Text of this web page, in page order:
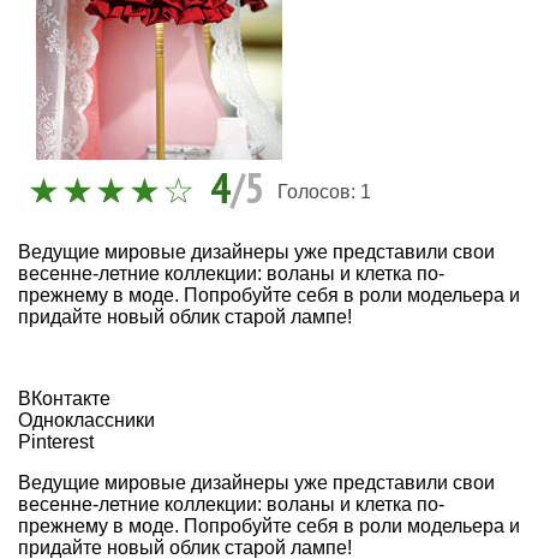
4/5 Голосов: 1
Ведущие мировые дизайнеры уже представили свои
весенне-летние коллекции: воланы и клетка по-
прежнему в моде. Попробуйте себя в роли модельера и
придайте новый облик старой лампе!
ВКонтакте
Одноклассники
Pinterest
Ведущие мировые дизайнеры уже представили свои
весенне-летние коллекции: воланы и клетка по-
прежнему в моде. Попробуйте себя в роли модельера и
придайте новый облик старой лампе!